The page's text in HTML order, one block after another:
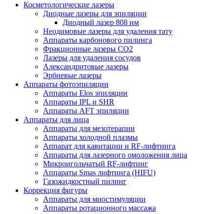
Косметологические лазеры
Диодные лазеры для эпиляции
Диодный лазер 808 нм
Неодимовые лазеры для удаления тату
Аппараты карбонового пилинга
Фракционные лазеры CO2
Лазеры для удаления сосудов
Александритовые лазеры
Эрбиевые лазеры
Аппараты фотоэпиляции
Аппараты Elos эпиляции
Аппараты IPL и SHR
Аппараты AFT эпиляции
Аппараты для лица
Аппараты для мезотерапии
Аппараты холодной плазмы
Аппарат для кавитации и RF-лифтинга
Аппараты для лазерного омоложения лица
Микроигольчатый RF-лифтинг
Аппараты Smas лифтинга (HIFU)
Газожидкостный пилинг
Коррекция фигуры
Аппараты для миостимуляции
Аппараты ротационного массажа